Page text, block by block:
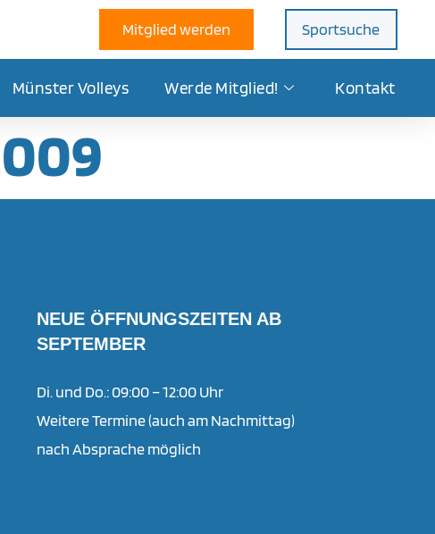
Mitglied werden Sportsuche
Münster Volleys Werde Mitglied! Kontakt
NEUE ÖFFNUNGSZEITEN AB
SEPTEMBER
Di. und Do.: 09:00 – 12:00 Uhr
Weitere Termine (auch am Nachmittag)
nach Absprache möglich